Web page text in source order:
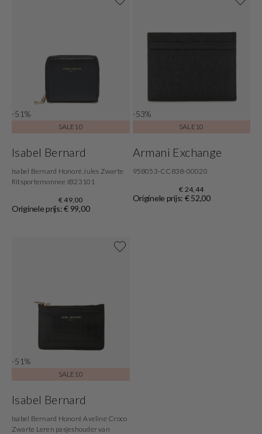
-51%
SALE10
Isabel Bernard
Isabel Bernard Honoré Jules Zwarte
Ritsportemonnee IB23101
€ 49,00
Originele prijs: € 99,00
-53%
SALE10
Armani Exchange
958053-CC838-00020
€ 24,44
Originele prijs: € 52,00
-51%
SALE10
Isabel Bernard
Isabel Bernard Honoré Aveline Croco
Zwarte Leren pasjeshouder van